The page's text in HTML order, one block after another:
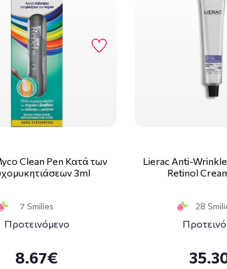
Clean Pen Κατά των
3ml
7 Smilies
Προτεινόμενο
8.67€
Lierac Anti-
Retinol
28